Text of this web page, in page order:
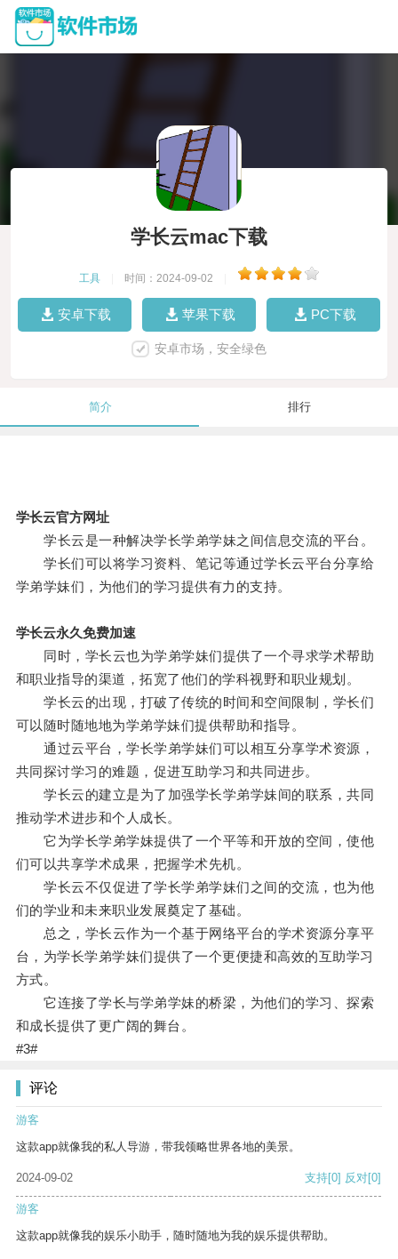
学长云mac下载
工具 时间：2024-09-02
安卓下载 苹果下载 PC下载
安卓市场，安全绿色
简介 排行
学长云官方网址
学长云是一种解决学长学弟学妹之间信息交流的平台。
学长们可以将学习资料、笔记等通过学长云平台分享给
学弟学妹们，为他们的学习提供有力的支持。
学长云永久免费加速
同时，学长云也为学弟学妹们提供了一个寻求学术帮助
和职业指导的渠道，拓宽了他们的学科视野和职业规划。
学长云的出现，打破了传统的时间和空间限制，学长们
可以随时随地地为学弟学妹们提供帮助和指导。
通过云平台，学长学弟学妹们可以相互分享学术资源，
共同探讨学习的难题，促进互助学习和共同进步。
学长云的建立是为了加强学长学弟学妹间的联系，共同
推动学术进步和个人成长。
它为学长学弟学妹提供了一个平等和开放的空间，使他
们可以共享学术成果，把握学术先机。
学长云不仅促进了学长学弟学妹们之间的交流，也为他
们的学业和未来职业发展奠定了基础。
总之，学长云作为一个基于网络平台的学术资源分享平
台，为学长学弟学妹们提供了一个更便捷和高效的互助学习
方式。
它连接了学长与学弟学妹的桥梁，为他们的学习、探索
和成长提供了更广阔的舞台。
#3#
评论
游客
这款app就像我的私人导游，带我领略世界各地的美景。
2024-09-02 支持[0] 反对[0]
游客
这款app就像我的娱乐小助手，随时随地为我的娱乐提供帮助。